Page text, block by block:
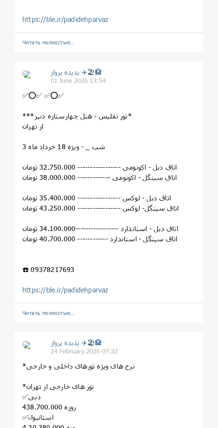
https://ble.ir/padidehparvaz
Читать полностью…
پديده پرواز ✈️🏖🏨
01 June 2026 13:54
✅⭕✅ ✅⭕✅
***تور تفلیس - هتل چهارستاره دنیز*
از تهران
3 شب _ - ویژه 18 خرداد ماه
اتاق دبل - اکونومی ----------------- 32.750.000 تومان
اتاق سینگل - اکونومی ------------- 38.000.000 تومان
اتاق دبل - لوکس ----------------- 35.400.000 تومان
اتاق سینگل- لوکس ----------------- 43.250.000 تومان
اتاق دبل - استاندارد -----------------34.100.000 تومان
اتاق سینگل - استاندارد ------------ 40.700.000 تومان
☎️ 09378217693
https://ble.ir/padidehparvaz
Читать полностью…
پديده پرواز ✈️🏖🏨
14 February 2026 07:32
*نرخ های ویژه تورهای داخلی و خارجی
*تور های خارجی از تهران
✅دبی
4روزه 38.700.000
✅استانبول